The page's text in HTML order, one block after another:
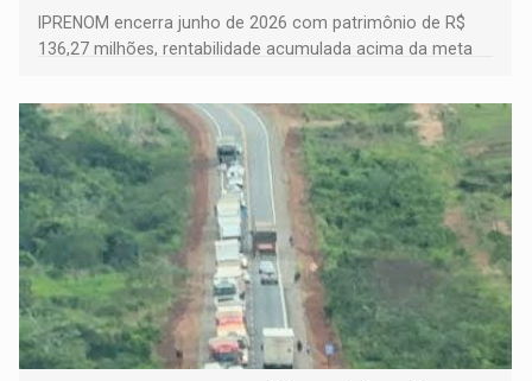
IPRENOM encerra junho de 2026 com patrimônio de R$
136,27 milhões, rentabilidade acumulada acima da meta